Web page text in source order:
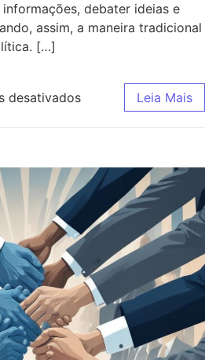
debater ideias e
assim, a maneira tradicional
[…]
desativadosem Influência das
Leia Mais